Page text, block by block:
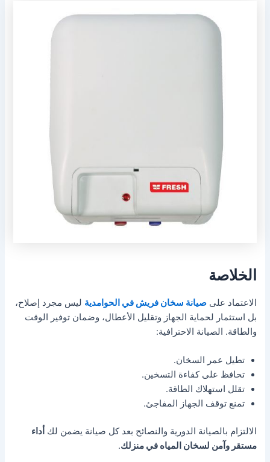
الخلاصة
الاعتماد علىصيانة سخان فريش في الحوامدية ليس مجرد إصلاح،
بل استثمار لحماية الجهاز وتقليل الأعطال، وضمان توفير الوقت
والطاقة. الصيانة الاحترافية:
تطيل عمر السخان.
تحافظ على كفاءة التسخين.
تقلل استهلاك الطاقة.
تمنع توقف الجهاز المفاجئ.
الالتزام بالصيانة الدورية والنصائح بعد كل صيانة يضمن لك أداء
مستقر وآمن لسخان المياه في منزلك.